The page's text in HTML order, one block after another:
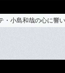
・小島和哉の心に